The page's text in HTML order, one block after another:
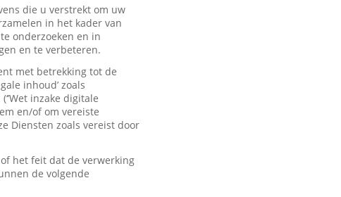
die u verstrekt om uw
in het kader van
onderzoeken en in
en te verbeteren.
met betrekking tot de
inhoud’ zoals
inzake digitale
en/of om vereiste
Diensten zoals vereist door
het feit dat de verwerking
de volgende